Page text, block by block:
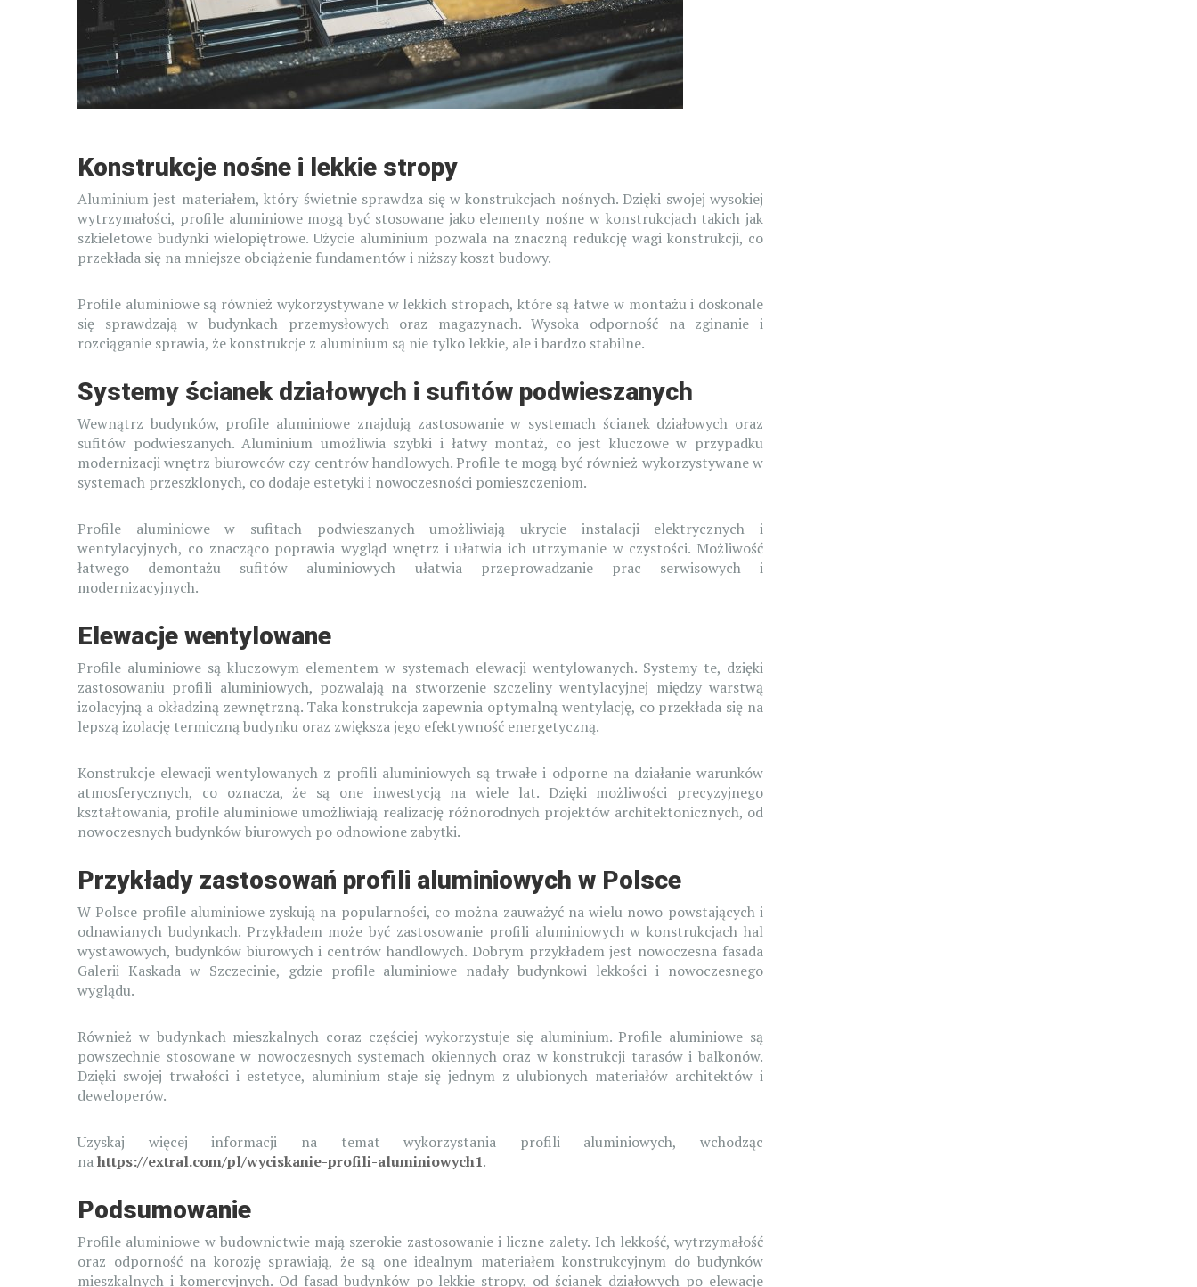
Konstrukcje nośne i lekkie stropy
Aluminium jest materiałem, który świetnie sprawdza się w konstrukcjach nośnych. Dzięki swojej wysokiej
wytrzymałości, profile aluminiowe mogą być stosowane jako elementy nośne w konstrukcjach takich jak
szkieletowe budynki wielopiętrowe. Użycie aluminium pozwala na znaczną redukcję wagi konstrukcji, co
przekłada się na mniejsze obciążenie fundamentów i niższy koszt budowy.
Profile aluminiowe są również wykorzystywane w lekkich stropach, które są łatwe w montażu i doskonale
się sprawdzają w budynkach przemysłowych oraz magazynach. Wysoka odporność na zginanie i
rozciąganie sprawia, że konstrukcje z aluminium są nie tylko lekkie, ale i bardzo stabilne.
Systemy ścianek działowych i sufitów podwieszanych
Wewnątrz budynków, profile aluminiowe znajdują zastosowanie w systemach ścianek działowych oraz
sufitów podwieszanych. Aluminium umożliwia szybki i łatwy montaż, co jest kluczowe w przypadku
modernizacji wnętrz biurowców czy centrów handlowych. Profile te mogą być również wykorzystywane w
systemach przeszklonych, co dodaje estetyki i nowoczesności pomieszczeniom.
Profile aluminiowe w sufitach podwieszanych umożliwiają ukrycie instalacji elektrycznych i
wentylacyjnych, co znacząco poprawia wygląd wnętrz i ułatwia ich utrzymanie w czystości. Możliwość
łatwego demontażu sufitów aluminiowych ułatwia przeprowadzanie prac serwisowych i
modernizacyjnych.
Elewacje wentylowane
Profile aluminiowe są kluczowym elementem w systemach elewacji wentylowanych. Systemy te, dzięki
zastosowaniu profili aluminiowych, pozwalają na stworzenie szczeliny wentylacyjnej między warstwą
izolacyjną a okładziną zewnętrzną. Taka konstrukcja zapewnia optymalną wentylację, co przekłada się na
lepszą izolację termiczną budynku oraz zwiększa jego efektywność energetyczną.
Konstrukcje elewacji wentylowanych z profili aluminiowych są trwałe i odporne na działanie warunków
atmosferycznych, co oznacza, że są one inwestycją na wiele lat. Dzięki możliwości precyzyjnego
kształtowania, profile aluminiowe umożliwiają realizację różnorodnych projektów architektonicznych, od
nowoczesnych budynków biurowych po odnowione zabytki.
Przykłady zastosowań profili aluminiowych w Polsce
W Polsce profile aluminiowe zyskują na popularności, co można zauważyć na wielu nowo powstających i
odnawianych budynkach. Przykładem może być zastosowanie profili aluminiowych w konstrukcjach hal
wystawowych, budynków biurowych i centrów handlowych. Dobrym przykładem jest nowoczesna fasada
Galerii Kaskada w Szczecinie, gdzie profile aluminiowe nadały budynkowi lekkości i nowoczesnego
wyglądu.
Również w budynkach mieszkalnych coraz częściej wykorzystuje się aluminium. Profile aluminiowe są
powszechnie stosowane w nowoczesnych systemach okiennych oraz w konstrukcji tarasów i balkonów.
Dzięki swojej trwałości i estetyce, aluminium staje się jednym z ulubionych materiałów architektów i
deweloperów.
Uzyskaj więcej informacji na temat wykorzystania profili aluminiowych, wchodząc
nahttps://extral.com/pl/wyciskanie-profili-aluminiowych1.
Podsumowanie
Profile aluminiowe w budownictwie mają szerokie zastosowanie i liczne zalety. Ich lekkość, wytrzymałość
oraz odporność na korozję sprawiają, że są one idealnym materiałem konstrukcyjnym do budynków
mieszkalnych i komercyjnych. Od fasad budynków po lekkie stropy, od ścianek działowych po elewacje